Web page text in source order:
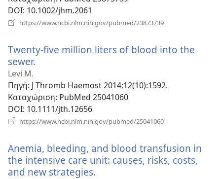
DOI‎: 10.1002/jhm.2061
https://www.ncbi.nlm.nih.gov/pubmed/23873739
Twenty-five million liters of blood into the
sewer.
παράθυρο)
Levi M.
Πηγή‎: J Thromb Haemost 2014;12(10):1592.
Καταχώριση‎: PubMed 25041060
DOI‎: 10.1111/jth.12656
https://www.ncbi.nlm.nih.gov/pubmed/25041060
Anemia, bleeding, and blood transfusion in
the intensive care unit: causes, risks, costs,
and new strategies.